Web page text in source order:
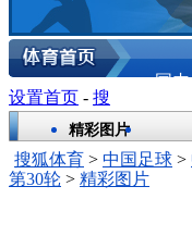
国
精彩图片
搜狐体育 > 中国足球 >
第30轮 > 精彩图片
设置首页 - 搜